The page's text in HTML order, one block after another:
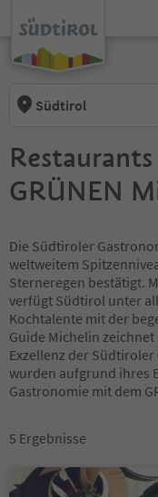
Südtirol
GRÜNEN
Die Südtiroler
weltweitem
Sterneregen bestätigt.
verfügt Südtirol unter
Kochtalente mit der
Guide Michelin
Exzellenz der
wurden aufgrund ihres
Gastronomie mit dem
5 Ergebnisse